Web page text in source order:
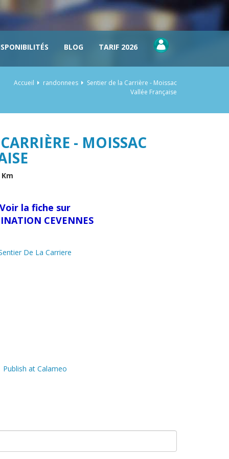
BLOG TARIF 2026
Accueil randonnees
Sentier de la Carrière - Moissac
Vallée Française
- MOISSAC
Voir la fiche sur
CEVENNES
De La Carriere
Publish at Calameo